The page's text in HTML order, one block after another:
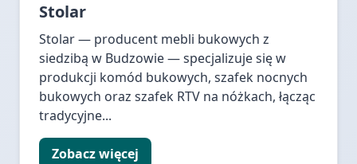
Stolar
Stolar — producent mebli bukowych z
siedzibą w Budzowie — specjalizuje się w
produkcji komód bukowych, szafek nocnych
bukowych oraz szafek RTV na nóżkach, łącząc
tradycyjne...
Zobacz więcej